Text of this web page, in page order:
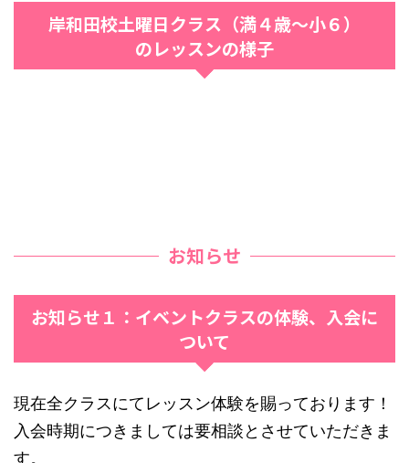
岸和田校土曜日クラス（満４歳〜小６）
のレッスンの様子
お知らせ
お知らせ１：イベントクラスの体験、入会に
ついて
現在全クラスにてレッスン体験を賜っております！
入会時期につきましては要相談とさせていただきま
す。